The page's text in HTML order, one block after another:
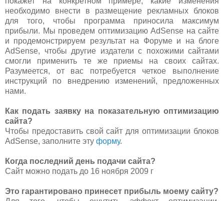
необходимо внести в размещение рекламных блоков
для того, чтобы программа приносила максимум
прибыли. Мы проведем оптимизацию AdSense на сайте
и продемонстрируем результат на Форуме и на блоге
AdSense, чтобы другие издатели с похожими сайтами
смогли применить те же приемы на своих сайтах.
Разумеется, от вас потребуется четкое выполнение
инструкций по внедрению изменений, предложенных
нами.
Как подать заявку на показательную оптимизацию
сайта?
Чтобы предоставить свой сайт для оптимизации блоков
AdSense, заполните эту форму.
Когда последний день подачи сайта?
Сайт можно подать до 16 ноября 2009 г
Это гарантировано принесет прибыль моему сайту?